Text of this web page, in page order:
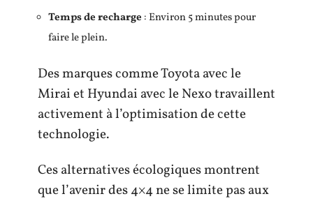
Temps de recharge : Environ 5 minutes pour
faire le plein.
Des marques comme Toyota avec le
Mirai et Hyundai avec le Nexo travaillent
activement à l’optimisation de cette
technologie.
Ces alternatives écologiques montrent
que l’avenir des 4×4 ne se limite pas aux